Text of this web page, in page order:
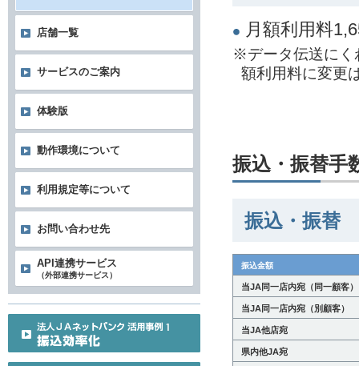
月額利用料
※データ伝送にく
額利用料に変更
振込・振替手
振込・振替
振込金額
当JA同一店内宛（同一顧客）
当JA同一店内宛（別顧客）
当JA他店宛
県内他JA宛
店舗一覧
サービスのご案内
体験版
動作環境について
利用規定等について
お問い合わせ先
API連携サービス
（外部連携サービス）